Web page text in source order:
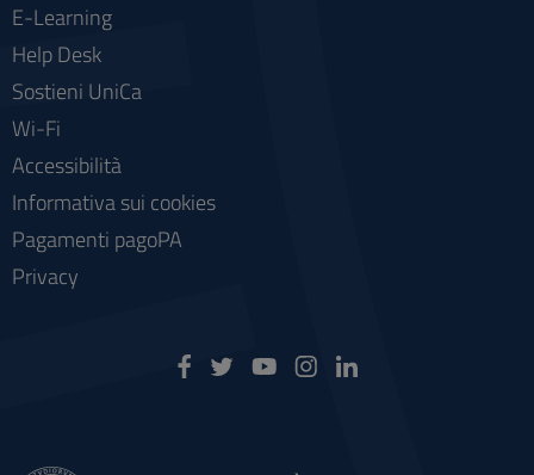
E-Learning
Help Desk
Sostieni UniCa
Wi-Fi
Accessibilità
Informativa sui cookies
Pagamenti pagoPA
Privacy